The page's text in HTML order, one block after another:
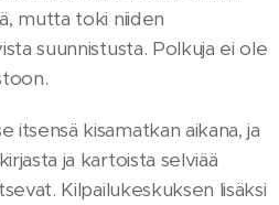
mutta toki niiden
suunnistusta. Polkuja ei ole
kisamatkan aikana, ja
ja kartoista selviää
Kilpailukeskuksen lisäksi